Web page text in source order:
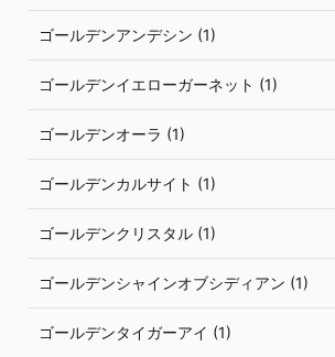
ゴールデンアンデシン (1)
ゴールデンイエローガーネット (1)
ゴールデンオーラ (1)
ゴールデンカルサイト (1)
ゴールデンクリスタル (1)
ゴールデンシャインオブシディアン (1)
ゴールデンタイガーアイ (1)